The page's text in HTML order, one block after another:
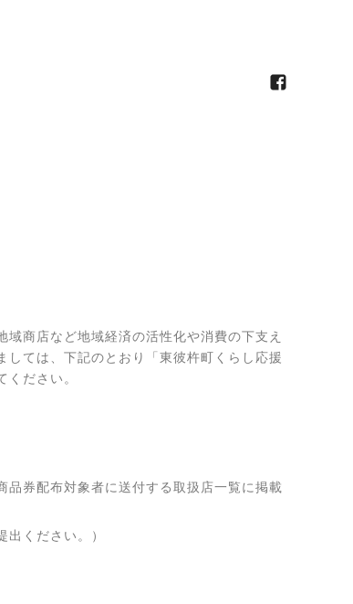
商店など地域経済の活性化や消費の下支え
ては、下記のとおり「東彼杵町くらし応援
ださい。
品券配布対象者に送付する取扱店一覧に掲載
出ください。）